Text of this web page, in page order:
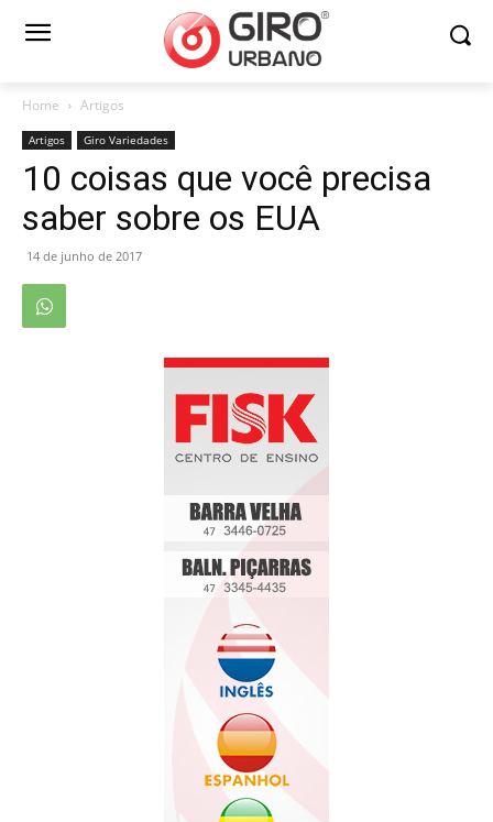
Home Artigos
Artigos Giro Variedades
10 coisas que você precisa
saber sobre os EUA
14 de junho de 2017